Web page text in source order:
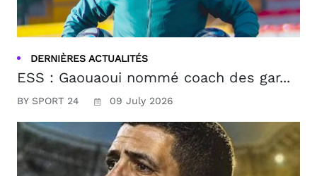
DERNIÈRES ACTUALITÉS
ESS : Gaouaoui nommé coach des gar...
BY SPORT 24 09 July 2026